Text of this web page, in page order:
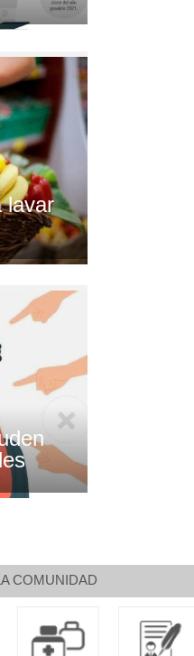
lavar
COMUNIDAD